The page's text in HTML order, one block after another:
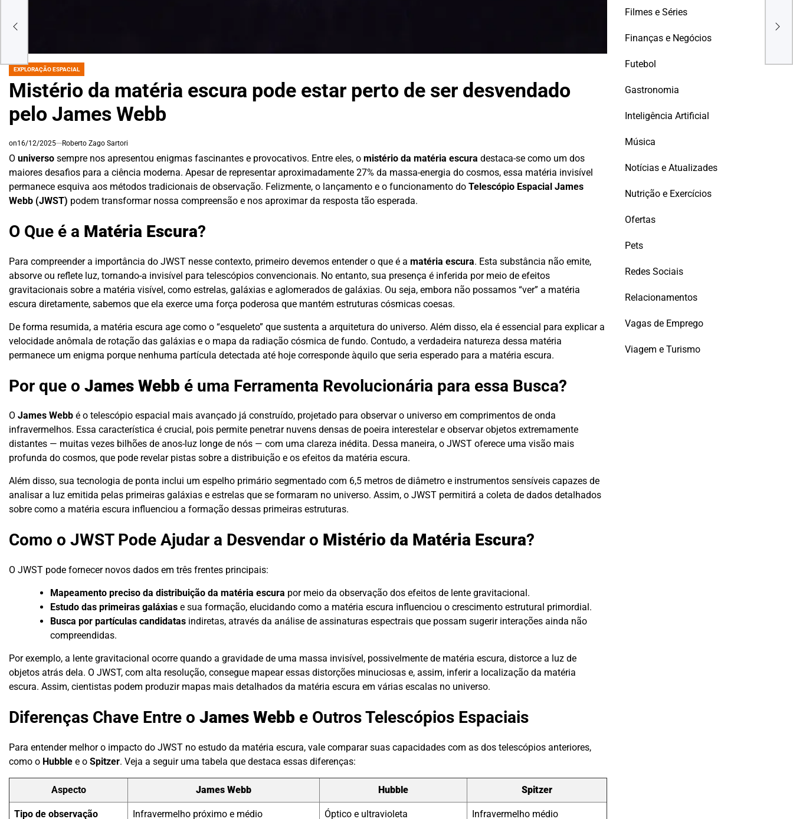
POSTED
IN
EXPLORAÇÃO ESPACIAL
Mistério da matéria escura pode estar perto de ser desvendado
pelo James Webb
on16/12/2025 Roberto Zago Sartori
O universo sempre nos apresentou enigmas fascinantes e provocativos. Entre eles, o mistério da matéria escura destaca-se como um dos
maiores desafios para a ciência moderna. Apesar de representar aproximadamente 27% da massa-energia do cosmos, essa matéria invisível
permanece esquiva aos métodos tradicionais de observação. Felizmente, o lançamento e o funcionamento do Telescópio Espacial James
Webb (JWST) podem transformar nossa compreensão e nos aproximar da resposta tão esperada.
O Que é a Matéria Escura?
Para compreender a importância do JWST nesse contexto, primeiro devemos entender o que é a matéria escura. Esta substância não emite,
absorve ou reflete luz, tornando-a invisível para telescópios convencionais. No entanto, sua presença é inferida por meio de efeitos
gravitacionais sobre a matéria visível, como estrelas, galáxias e aglomerados de galáxias. Ou seja, embora não possamos “ver” a matéria
escura diretamente, sabemos que ela exerce uma força poderosa que mantém estruturas cósmicas coesas.
De forma resumida, a matéria escura age como o “esqueleto” que sustenta a arquitetura do universo. Além disso, ela é essencial para explicar a
velocidade anômala de rotação das galáxias e o mapa da radiação cósmica de fundo. Contudo, a verdadeira natureza dessa matéria
permanece um enigma porque nenhuma partícula detectada até hoje corresponde àquilo que seria esperado para a matéria escura.
Por que o James Webb é uma Ferramenta Revolucionária para essa Busca?
O James Webb é o telescópio espacial mais avançado já construído, projetado para observar o universo em comprimentos de onda
infravermelhos. Essa característica é crucial, pois permite penetrar nuvens densas de poeira interestelar e observar objetos extremamente
distantes — muitas vezes bilhões de anos-luz longe de nós — com uma clareza inédita. Dessa maneira, o JWST oferece uma visão mais
profunda do cosmos, que pode revelar pistas sobre a distribuição e os efeitos da matéria escura.
Além disso, sua tecnologia de ponta inclui um espelho primário segmentado com 6,5 metros de diâmetro e instrumentos sensíveis capazes de
analisar a luz emitida pelas primeiras galáxias e estrelas que se formaram no universo. Assim, o JWST permitirá a coleta de dados detalhados
sobre como a matéria escura influenciou a formação dessas primeiras estruturas.
Como o JWST Pode Ajudar a Desvendar o Mistério da Matéria Escura?
O JWST pode fornecer novos dados em três frentes principais:
Mapeamento preciso da distribuição da matéria escura por meio da observação dos efeitos de lente gravitacional.
Estudo das primeiras galáxias e sua formação, elucidando como a matéria escura influenciou o crescimento estrutural primordial.
Busca por partículas candidatas indiretas, através da análise de assinaturas espectrais que possam sugerir interações ainda não
compreendidas.
Por exemplo, a lente gravitacional ocorre quando a gravidade de uma massa invisível, possivelmente de matéria escura, distorce a luz de
objetos atrás dela. O JWST, com alta resolução, consegue mapear essas distorções minuciosas e, assim, inferir a localização da matéria
escura. Assim, cientistas podem produzir mapas mais detalhados da matéria escura em várias escalas no universo.
Diferenças Chave Entre o James Webb e Outros Telescópios Espaciais
Para entender melhor o impacto do JWST no estudo da matéria escura, vale comparar suas capacidades com as dos telescópios anteriores,
como o Hubble e o Spitzer. Veja a seguir uma tabela que destaca essas diferenças:
Aspecto James Webb Hubble Spitzer
Tipo de observação Infravermelho próximo e médio Óptico e ultravioleta Infravermelho médio
e
Filmes e Séries
Finanças e Negócios
Futebol
Gastronomia
Inteligência Artificial
Música
Notícias e Atualizades
Nutrição e Exercícios
Ofertas
Pets
Redes Sociais
Relacionamentos
Vagas de Emprego
Viagem e Turismo